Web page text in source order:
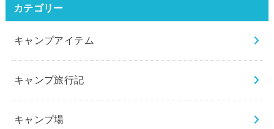
カテゴリー
キャンプアイテム
キャンプ旅行記
キャンプ場